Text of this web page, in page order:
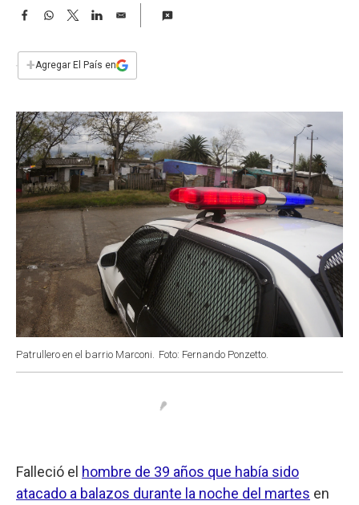
F
e
b
k
W
s
p
T
w
t
L
n
E
i
l
+Agregar El País en
Patrullero en el barrio Marconi. Foto: Fernando Ponzetto.
Falleció el hombre de 39 años que había sido
atacado a balazos durante la noche del martes en